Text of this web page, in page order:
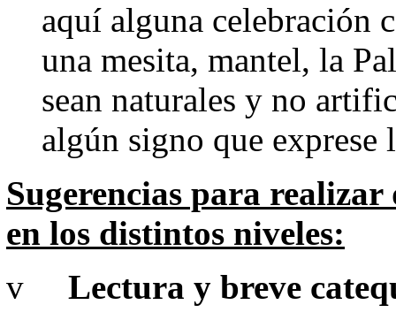
aquí alguna celebración
una mesita, mantel, la
sean naturales y no
algún signo que
Sugerencias para realizar
en los distintos niveles:
v Lectura y breve